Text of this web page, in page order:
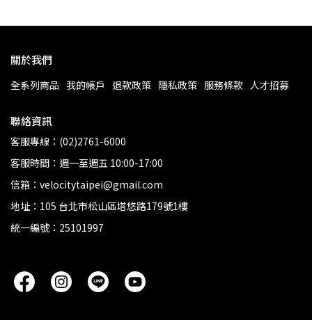
關於我們
全系列商品 我的帳戶 退款政策 隱私政策 服務條款 人才招募
聯絡資訊
客服專線：(02)2761-6000
客服時間：週一至週五 10:00-17:00
信箱：velocitytaipei@gmail.com
地址：105 台北市松山區塔悠路179號1樓
統一編號：25101997